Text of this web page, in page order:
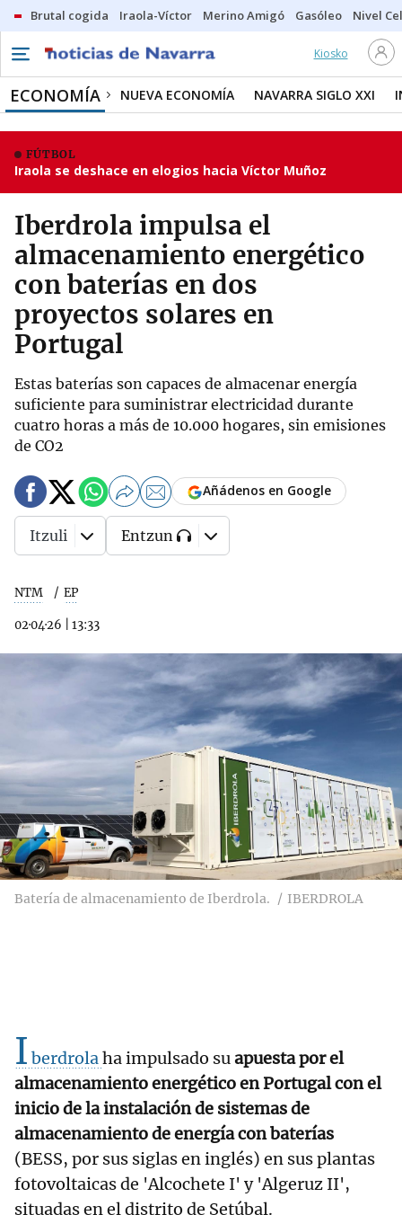
Brutal cogida Iraola-Víctor Merino Amigó Gasóleo Nivel
Kiosko
ECONOMÍA NUEVA ECONOMÍA NAVARRA SIGLO XXI
FÚTBOL
Iraola se deshace en elogios hacia Víctor Muñoz
Iberdrola impulsa el
almacenamiento energético
con baterías en dos
proyectos solares en
Portugal
Estas baterías son capaces de almacenar energía
suficiente para suministrar electricidad durante
cuatro horas a más de 10.000 hogares, sin emisiones
de CO2
NTM EP
02·04·26 13:33
Añádenos en Google
Itzuli Entzun
Batería de almacenamiento de Iberdrola. IBERDROLA
I berdrolaha impulsado suapuesta por el
almacenamiento energético en Portugal con el
inicio de la instalación de sistemas de
almacenamiento de energía con baterías
(BESS, por sus siglas en inglés) en sus plantas
fotovoltaicas de 'Alcochete I' y 'Algeruz II',
situadas en el distrito de Setúbal.